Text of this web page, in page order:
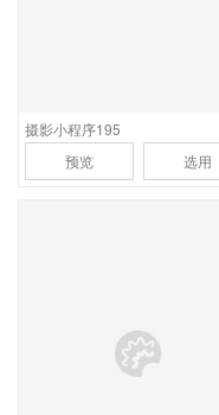
摄影小程序195
预览
选用
首页支持视频全屏自动播
放，功能含样片预览，客
片展示，品牌介绍，联系